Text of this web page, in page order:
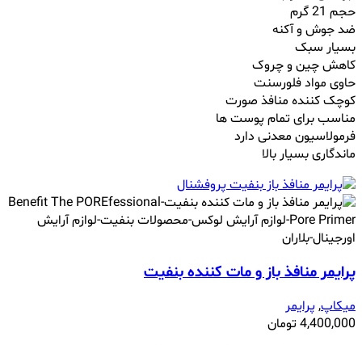
حجم 21 گرم
ضد جوش و آکنه
بسیار سبک
کاهش چین و چروک
حاوی مواد فلورسنت
کوچک کننده منافذ صورت
مناسب برای تمام پوست ها
فرمولاسیون معدنی دارد
ماندگاری بسیار بالا
پرايمر منافذ باز و مات کننده بنفیت
میکاپ,پرایمر
4,400,000تومان